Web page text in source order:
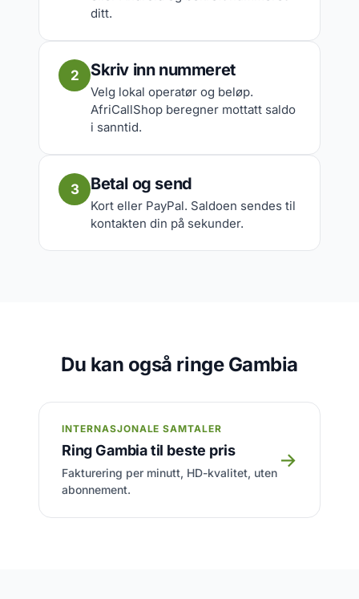
ditt.
2 Skriv inn nummeret
Velg lokal operatør og beløp.
AfriCallShop beregner mottatt saldo
i sanntid.
3 Betal og send
Kort eller PayPal. Saldoen sendes til
kontakten din på sekunder.
Du kan også ringe Gambia
INTERNASJONALE SAMTALER
Ring Gambia til beste pris
Fakturering per minutt, HD-kvalitet, uten
abonnement.
→